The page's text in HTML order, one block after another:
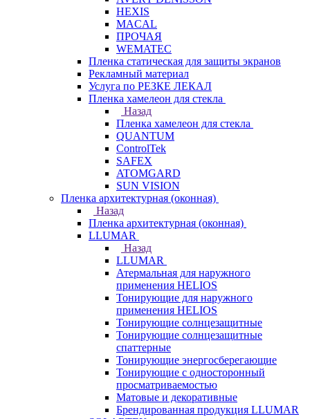
HEXIS
MACAL
ПРОЧАЯ
WEMATEC
Пленка статическая для защиты экранов
Рекламный материал
Услуга по РЕЗКЕ ЛЕКАЛ
Пленка хамелеон для стекла
Назад
Пленка хамелеон для стекла
QUANTUM
ControlTek
SAFEX
ATOMGARD
SUN VISION
Пленка архитектурная (оконная)
Назад
Пленка архитектурная (оконная)
LLUMAR
Назад
LLUMAR
Атермальная для наружного
применения HELIOS
Тонирующие для наружного
применения HELIOS
Тонирующие солнцезащитные
Тонирующие солнцезащитные
спаттерные
Тонирующие энергосберегающие
Тонирующие с односторонный
просматриваемостью
Матовые и декоративные
Брендированная продукция LLUMAR